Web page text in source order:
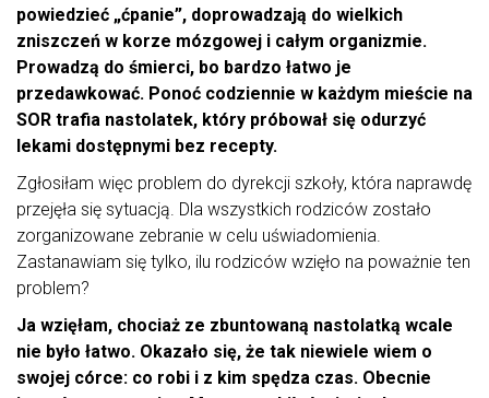
powiedzieć „ćpanie”, doprowadzają do wielkich
zniszczeń w korze mózgowej i całym organizmie.
Prowadzą do śmierci, bo bardzo łatwo je
przedawkować. Ponoć codziennie w każdym mieście na
SOR trafia nastolatek, który próbował się odurzyć
lekami dostępnymi bez recepty.
Zgłosiłam więc problem do dyrekcji szkoły, która naprawdę
przejęła się sytuacją. Dla wszystkich rodziców zostało
zorganizowane zebranie w celu uświadomienia.
Zastanawiam się tylko, ilu rodziców wzięło na poważnie ten
problem?
Ja wzięłam, chociaż ze zbuntowaną nastolatką wcale
nie było łatwo. Okazało się, że tak niewiele wiem o
swojej córce: co robi i z kim spędza czas. Obecnie